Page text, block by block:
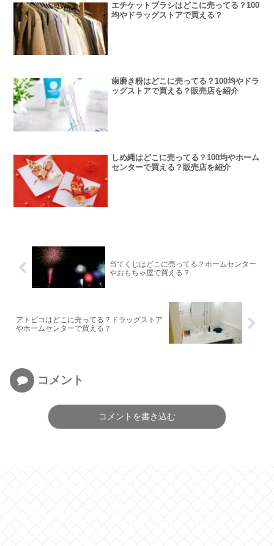
エチケットブラシはどこに売ってる？100
均やドラッグストアで買える？
歯磨き粉はどこに売ってる？100均やドラ
ッグストアで買える？販売店を紹介
しめ縄はどこに売ってる？100均やホーム
センターで買える？販売店を紹介
当てくじはどこに売ってる？ホームセンター
やおもちゃ屋で買える？
アトピコはどこに売ってる？ドラッグストア
やホームセンターで買える？
コメント
コメントを書き込む